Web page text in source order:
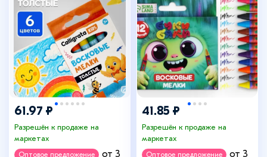
61.97 ₽
Разрешён к продаже на
маркетах
Оптовое предложение
от 3
41.85 ₽
Разрешён к продаже на
маркетах
Оптовое предложение
от 3